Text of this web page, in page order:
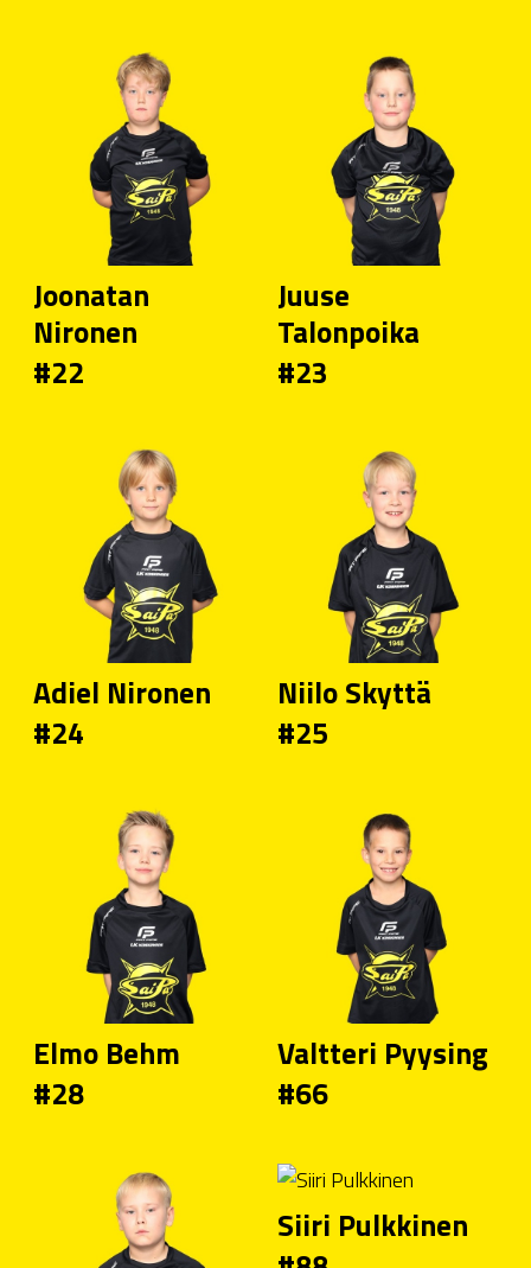
Joonatan
Nironen
#22
Juuse
Talonpoika
#23
Adiel Nironen
#24
Niilo Skyttä
#25
Elmo Behm
#28
Valtteri Pyysing
#66
Siiri Pulkkinen